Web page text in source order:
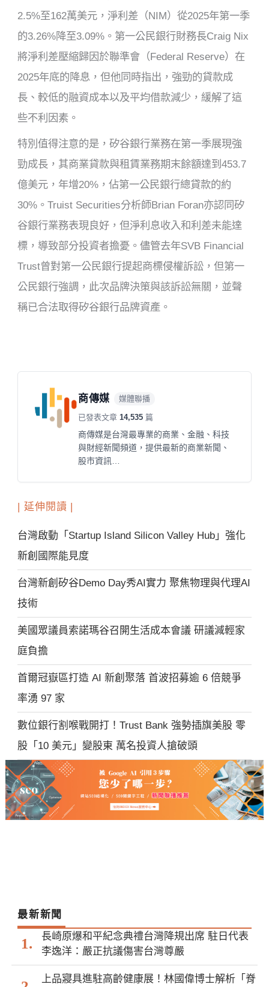
2.5%至162萬美元，淨利差（NIM）從2025年第一季
的3.26%降至3.09%。第一公民銀行財務長Craig Nix
將淨利差壓縮歸因於聯準會（Federal Reserve）在
2025年底的降息，但他同時指出，強勁的貸款成
長、較低的融資成本以及平均借款減少，緩解了這
些不利因素。
特別值得注意的是，矽谷銀行業務在第一季展現強
勁成長，其商業貸款與租賃業務期末餘額達到453.7
億美元，年增20%，佔第一公民銀行總貸款的約
30%。Truist Securities分析師Brian Foran亦認同矽
谷銀行業務表現良好，但淨利息收入和利差未能達
標，導致部分投資者擔憂。儘管去年SVB Financial
Trust曾對第一公民銀行提起商標侵權訴訟，但第一
公民銀行強調，此次品牌決策與該訴訟無關，並聲
稱已合法取得矽谷銀行品牌資產。
商傳媒 媒體聯播
已發表文章14,535 篇
商傳媒是台灣最專業的商業、金融、科技
與財經新聞頻道，提供最新的商業新聞、
股市資訊…
| 延伸閱讀 |
台灣啟動「Startup Island Silicon Valley Hub」強化
新創國際能見度
台灣新創矽谷Demo Day秀AI實力 聚焦物理與代理AI
技術
美國眾議員索諾瑪谷召開生活成本會議 研議減輕家
庭負擔
首爾冠嶽區打造 AI 新創聚落 首波招募逾 6 倍競爭
率湧 97 家
數位銀行割喉戰開打！Trust Bank 強勢插旗美股 零
股「10 美元」變股東 萬名投資人搶破頭
最新新聞
長崎原爆和平紀念典禮台灣降規出席 駐日代表
李逸洋：嚴正抗議傷害台灣尊嚴
上品寢具進駐高齡健康展！林國偉博士解析「脊